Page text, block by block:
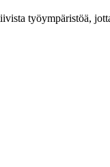
työympäristöä,